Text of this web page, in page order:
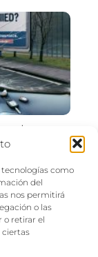
tecnologías como
del
nos permitirá
o las
o retirar el
ciertas